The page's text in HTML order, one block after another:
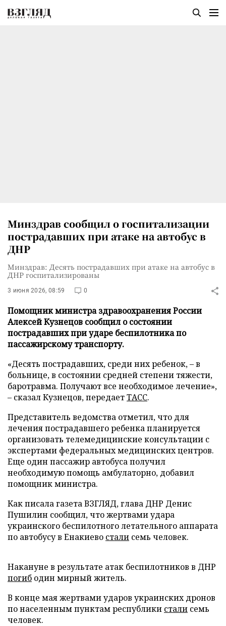
Минздрав сообщил о госпитализации
пострадавших при атаке на автобус в
ДНР
Минздрав: Десять пострадавших при атаке на автобус в
ДНР госпитализированы
3 июня 2026, 08:59 0
Помощник министра здравоохранения России
Алексей Кузнецов сообщил о состоянии
пострадавших при ударе беспилотника по
пассажирскому транспорту.
«Десять пострадавших, среди них ребенок, – в
больнице, в состоянии средней степени тяжести,
баротравма. Получают все необходимое лечение»,
– сказал Кузнецов, передаетТАСС.
Представитель ведомства отметил, что для
лечения пострадавшего ребенка планируется
организовать телемедицинские консультации с
экспертами федеральных медицинских центров.
Еще один пассажир автобуса получил
необходимую помощь амбулаторно, добавил
помощник министра.
Как писала газета ВЗГЛЯД, глава ДНР Денис
Пушилин сообщил, что жертвами удара
украинского беспилотного летательного аппарата
по автобусу в Енакиево стали семь человек.
Накануне в результате атак беспилотников в ДНР
погиб один мирный житель.
В конце мая жертвами ударов украинских дронов
по населенным пунктам республики стали семь
человек.